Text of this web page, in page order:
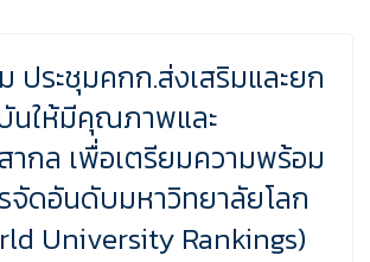
ประชุมคกก.ส่งเสริมและยก
นให้มีคุณภาพและ
ากล เพื่อเตรียมความพร้อม
จัดอันดับมหาวิทยาลัยโลก
University Rankings)